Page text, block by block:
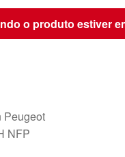
o produto estiver
Peugeot
NFP